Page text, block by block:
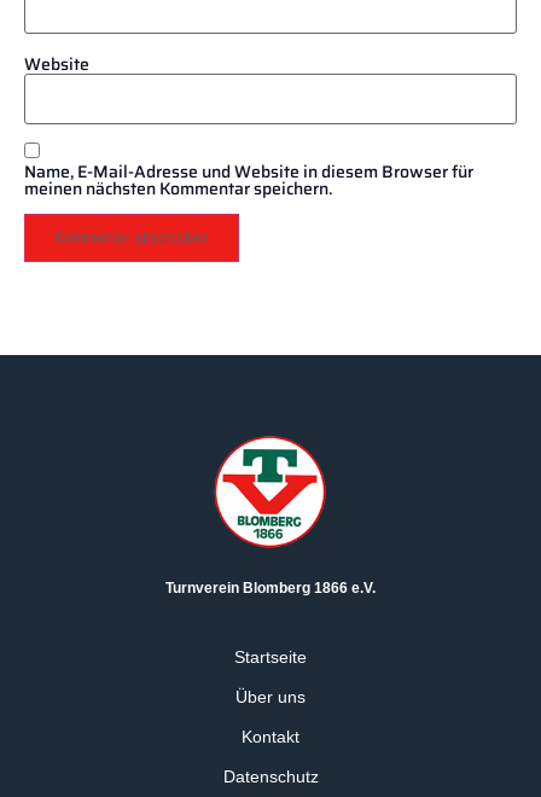
Website
Name, E-Mail-Adresse und Website in diesem Browser für
meinen nächsten Kommentar speichern.
Turnverein Blomberg 1866 e.V.
Startseite
Über uns
Kontakt
Datenschutz